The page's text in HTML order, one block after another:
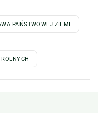
PAŃSTWOWEJ ZIEMI